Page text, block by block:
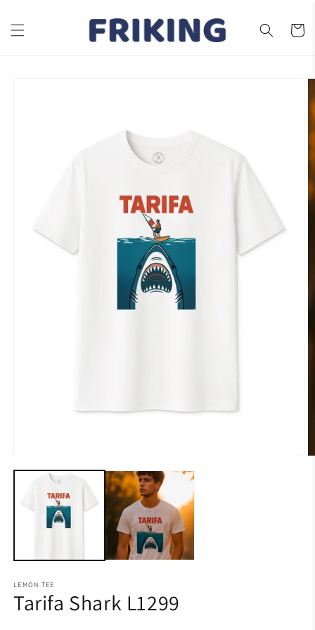
al contenido
Carrito
LEMON TEE
Tarifa Shark L1299